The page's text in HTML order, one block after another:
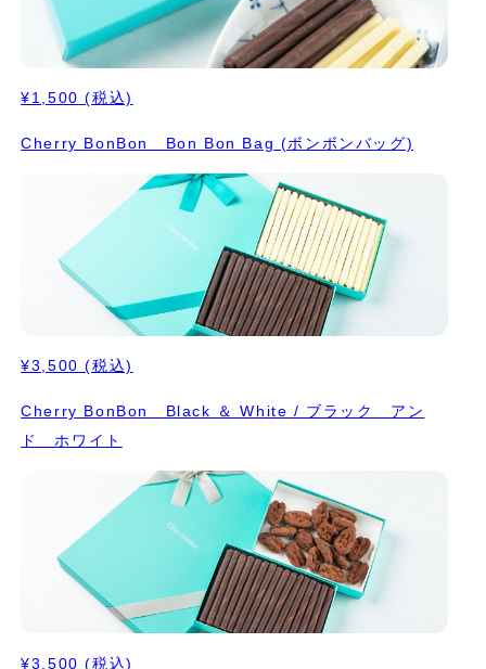
¥1,500 (税込)
Cherry BonBon Bon Bon Bag (ボンボンバッグ)
¥3,500 (税込)
Cherry BonBon Black ＆ White / ブラック アン
ド ホワイト
¥3,500 (税込)